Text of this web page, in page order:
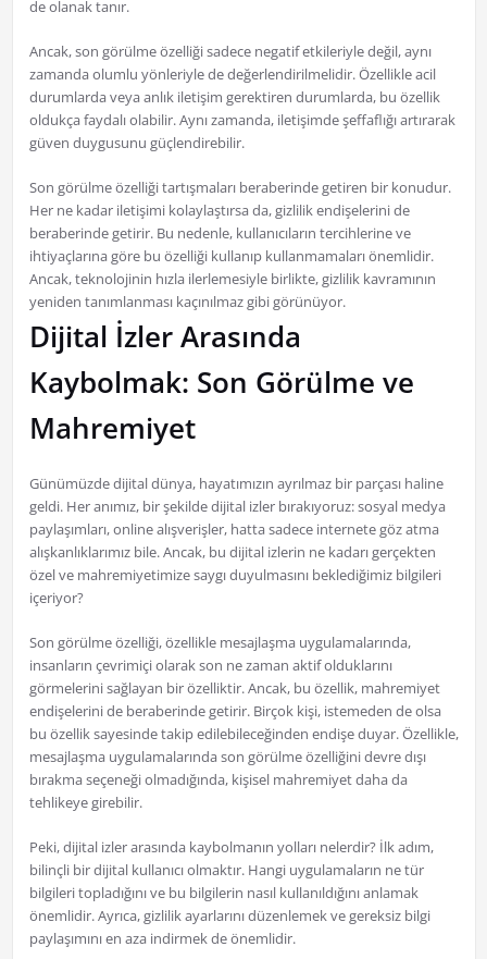
de olanak tanır.
Ancak, son görülme özelliği sadece negatif etkileriyle değil, aynı
zamanda olumlu yönleriyle de değerlendirilmelidir. Özellikle acil
durumlarda veya anlık iletişim gerektiren durumlarda, bu özellik
oldukça faydalı olabilir. Aynı zamanda, iletişimde şeffaflığı artırarak
güven duygusunu güçlendirebilir.
Son görülme özelliği tartışmaları beraberinde getiren bir konudur.
Her ne kadar iletişimi kolaylaştırsa da, gizlilik endişelerini de
beraberinde getirir. Bu nedenle, kullanıcıların tercihlerine ve
ihtiyaçlarına göre bu özelliği kullanıp kullanmamaları önemlidir.
Ancak, teknolojinin hızla ilerlemesiyle birlikte, gizlilik kavramının
yeniden tanımlanması kaçınılmaz gibi görünüyor.
Dijital İzler Arasında
Kaybolmak: Son Görülme ve
Mahremiyet
Günümüzde dijital dünya, hayatımızın ayrılmaz bir parçası haline
geldi. Her anımız, bir şekilde dijital izler bırakıyoruz: sosyal medya
paylaşımları, online alışverişler, hatta sadece internete göz atma
alışkanlıklarımız bile. Ancak, bu dijital izlerin ne kadarı gerçekten
özel ve mahremiyetimize saygı duyulmasını beklediğimiz bilgileri
içeriyor?
Son görülme özelliği, özellikle mesajlaşma uygulamalarında,
insanların çevrimiçi olarak son ne zaman aktif olduklarını
görmelerini sağlayan bir özelliktir. Ancak, bu özellik, mahremiyet
endişelerini de beraberinde getirir. Birçok kişi, istemeden de olsa
bu özellik sayesinde takip edilebileceğinden endişe duyar. Özellikle,
mesajlaşma uygulamalarında son görülme özelliğini devre dışı
bırakma seçeneği olmadığında, kişisel mahremiyet daha da
tehlikeye girebilir.
Peki, dijital izler arasında kaybolmanın yolları nelerdir? İlk adım,
bilinçli bir dijital kullanıcı olmaktır. Hangi uygulamaların ne tür
bilgileri topladığını ve bu bilgilerin nasıl kullanıldığını anlamak
önemlidir. Ayrıca, gizlilik ayarlarını düzenlemek ve gereksiz bilgi
paylaşımını en aza indirmek de önemlidir.